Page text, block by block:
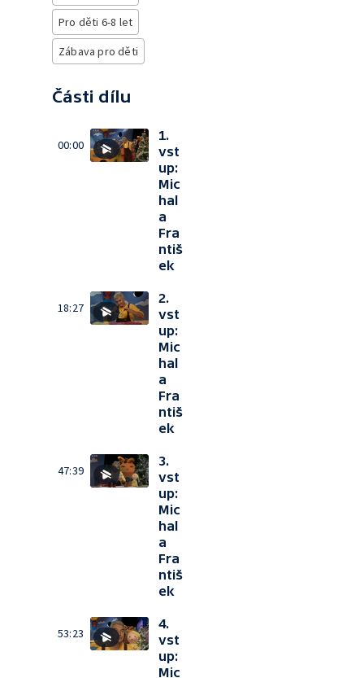
Pro děti 6-8 let
Zábava pro děti
Části dílu
00:00
1.
vst
up:
Mic
hal
a
Fra
ntiš
ek
18:27
2.
vst
up:
Mic
hal
a
Fra
ntiš
ek
47:39
3.
vst
up:
Mic
hal
a
Fra
ntiš
ek
53:23
4.
vst
up:
Mic